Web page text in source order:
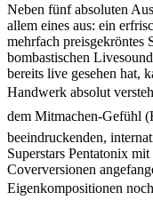
Neben fünf absoluten
allem eines aus: ein
mehrfach preisgekröntes
bombastischen
bereits live gesehen hat,
Handwerk absolut
dem Mitmachen-Gefühl
beeindruckenden,
Superstars Pentatonix
Coverversionen
Eigenkompositionen